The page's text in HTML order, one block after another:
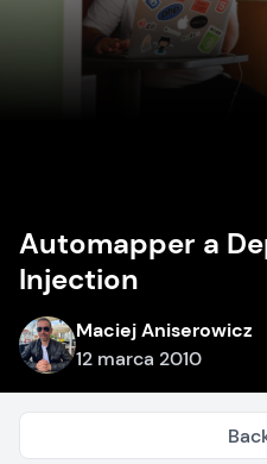
Automapper a
Injection
Maciej Aniserowicz
12 marca 2010